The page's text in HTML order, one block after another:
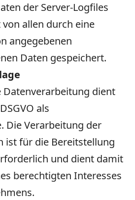
der Server-Logfiles
allen durch eine
angegebenen
Daten gespeichert.
Datenverarbeitung dient
als
Die Verarbeitung der
ist für die Bereitstellung
und dient damit
berechtigten Interesses